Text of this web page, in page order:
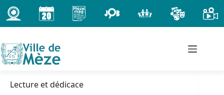
Passer
au
contenu
Lecture et dédicace